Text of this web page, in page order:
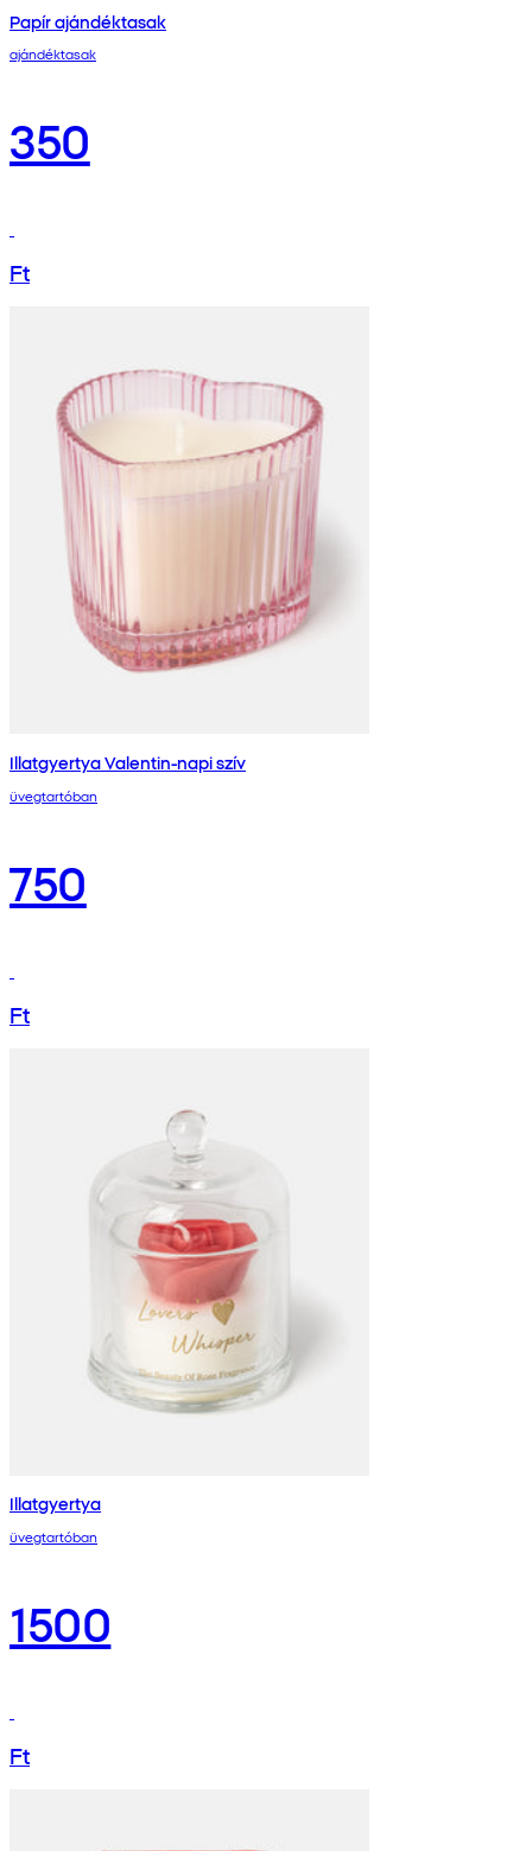
Papír ajándéktasak
ajándéktasak
350
Ft
Illatgyertya Valentin-napi szív
üvegtartóban
750
Ft
Illatgyertya
üvegtartóban
1500
Ft